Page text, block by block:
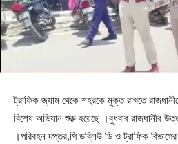
ট্রাফিক জ্যাম থেকে শহরকে মুক্ত রাখতে
বিশেষ অভিযান শুরু হয়েছে ।বুধবার রাজধানীর
।পরিবহন দপ্তর,পি ডব্লিউ ডি ও ট্রাফিক